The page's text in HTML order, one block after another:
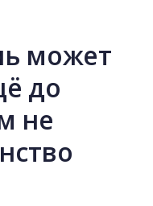
может
до
не